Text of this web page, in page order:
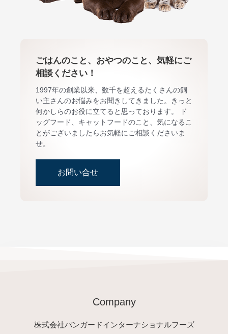
ごはんのこと、おやつのこと、気軽にご
相談ください！
1997年の創業以来、数千を超えるたくさんの飼
い主さんのお悩みをお聞きしてきました。きっと
何かしらのお役に立てると思っております。 ド
ッグフード、キャットフードのこと、気になるこ
とがございましたらお気軽にご相談くださいま
せ。
お問い合せ
Company
株式会社バンガードインターナショナルフーズ